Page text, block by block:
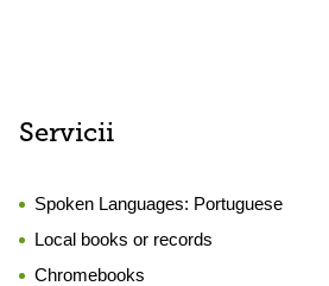
Servicii
Spoken Languages: Portuguese
Local books or records
Chromebooks